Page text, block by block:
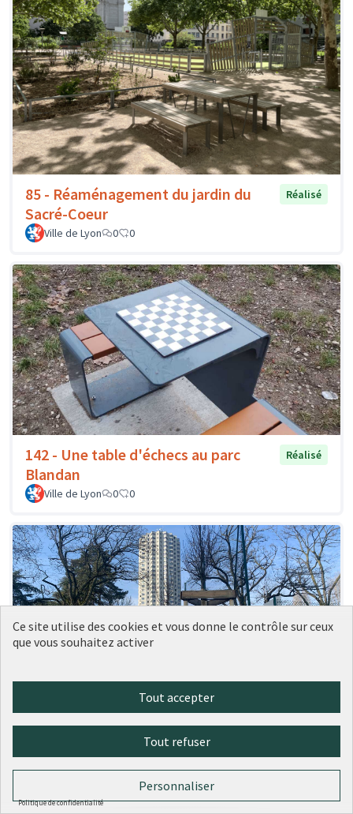
85 - Réaménagement du jardin du
Sacré-Coeur
Réalisé
Ville de Lyon 0 0
142 - Une table d'échecs au parc
Blandan
Réalisé
Ville de Lyon 0 0
41 - Des plantes grimpantes sur les
grilles des city stades
Ce site utilise des cookies et vous donne le contrôle sur ceux
que vous souhaitez activer
Tout accepter
Tout refuser
Personnaliser
Politique de confidentialité